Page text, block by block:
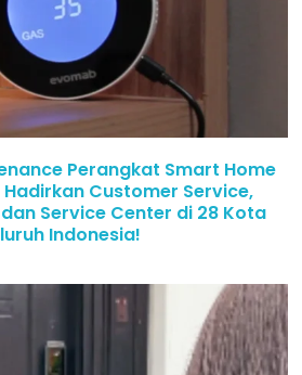
Perangkat Smart Home
Customer Service,
Service Center di 28 Kota
Indonesia!